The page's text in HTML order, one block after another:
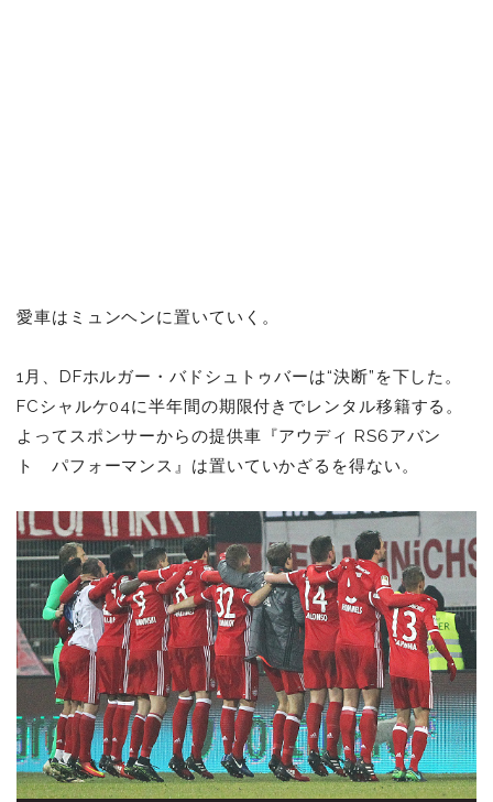
愛車はミュンヘンに置いていく。
1月、DFホルガー・バドシュトゥバーは“決断”を下した。
FCシャルケ04に半年間の期限付きでレンタル移籍する。
よってスポンサーからの提供車『アウディ RS6アバン
ト パフォーマンス』は置いていかざるを得ない。